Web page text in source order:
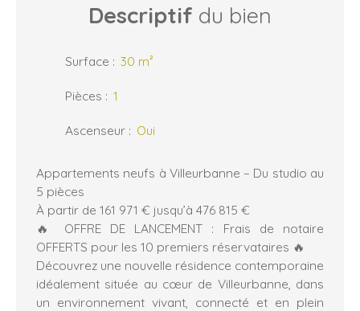
Descriptif du bien
Surface : 30 m²
Pièces : 1
Ascenseur : Oui
Appartements neufs à Villeurbanne – Du studio au
5 pièces
À partir de 161 971 € jusqu’à 476 815 €
🔥 OFFRE DE LANCEMENT : Frais de notaire
OFFERTS pour les 10 premiers réservataires 🔥
Découvrez une nouvelle résidence contemporaine
idéalement située au cœur de Villeurbanne, dans
un environnement vivant, connecté et en plein